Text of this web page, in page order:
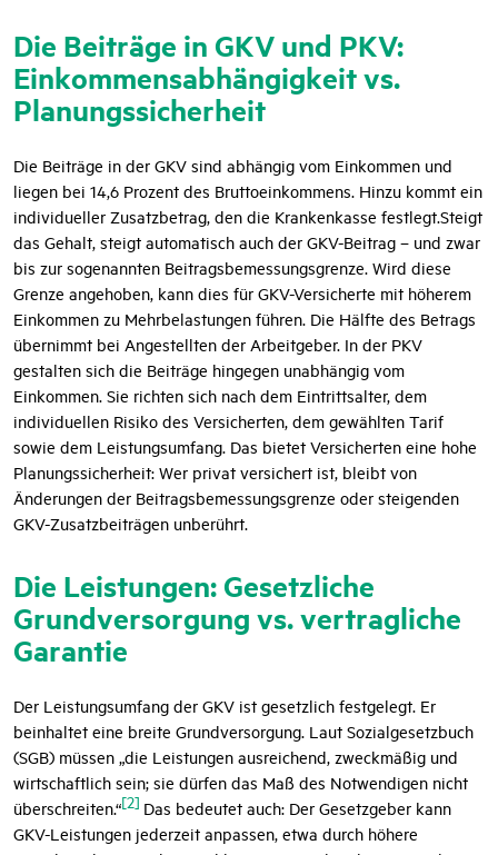
Die Beiträge in GKV und PKV:
Einkommensabhängigkeit vs.
Planungssicherheit
Die Beiträge in der GKV sind abhängig vom Einkommen und
liegen bei 14,6 Prozent des Bruttoeinkommens. Hinzu kommt ein
individueller Zusatzbetrag, den die Krankenkasse festlegt.Steigt
das Gehalt, steigt automatisch auch der GKV-Beitrag – und zwar
bis zur sogenannten Beitragsbemessungsgrenze. Wird diese
Grenze angehoben, kann dies für GKV-Versicherte mit höherem
Einkommen zu Mehrbelastungen führen. Die Hälfte des Betrags
übernimmt bei Angestellten der Arbeitgeber. In der PKV
gestalten sich die Beiträge hingegen unabhängig vom
Einkommen. Sie richten sich nach dem Eintrittsalter, dem
individuellen Risiko des Versicherten, dem gewählten Tarif
sowie dem Leistungsumfang. Das bietet Versicherten eine hohe
Planungssicherheit: Wer privat versichert ist, bleibt von
Änderungen der Beitragsbemessungsgrenze oder steigenden
GKV-Zusatzbeiträgen unberührt.
Die Leistungen: Gesetzliche
Grundversorgung vs. vertragliche
Garantie
Der Leistungsumfang der GKV ist gesetzlich festgelegt. Er
beinhaltet eine breite Grundversorgung. Laut Sozialgesetzbuch
(SGB) müssen „die Leistungen ausreichend, zweckmäßig und
wirtschaftlich sein; sie dürfen das Maß des Notwendigen nicht
überschreiten.“[2] Das bedeutet auch: Der Gesetzgeber kann
GKV-Leistungen jederzeit anpassen, etwa durch höhere